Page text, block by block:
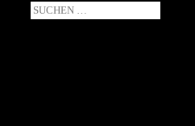
Suche
nach: